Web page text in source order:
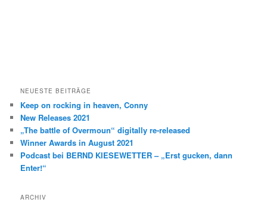
NEUESTE BEITRÄGE
Keep on rocking in heaven, Conny
New Releases 2021
„The battle of Overmoun“ digitally re-released
Winner Awards in August 2021
Podcast bei BERND KIESEWETTER – „Erst gucken, dann
Enter!“
ARCHIV